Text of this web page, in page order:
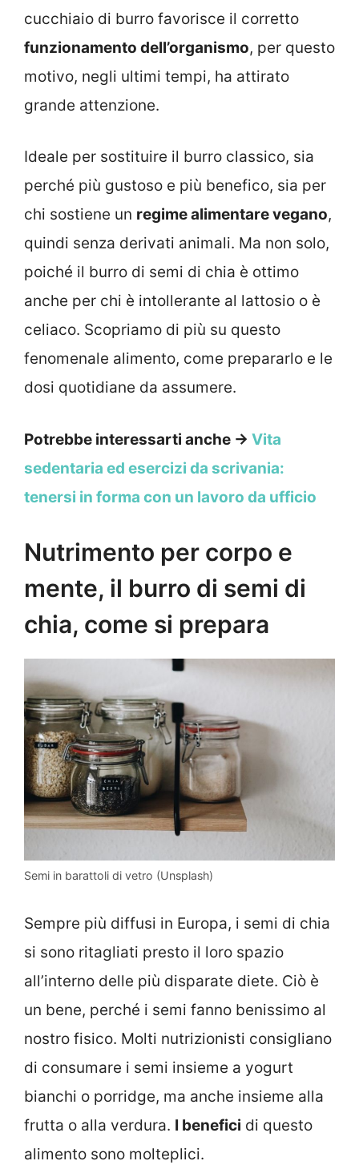
cucchiaio di burro favorisce il corretto
funzionamento dell’organismo, per questo
motivo, negli ultimi tempi, ha attirato
grande attenzione.
Ideale per sostituire il burro classico, sia
perché più gustoso e più benefico, sia per
chi sostiene un regime alimentare vegano,
quindi senza derivati animali. Ma non solo,
poiché il burro di semi di chia è ottimo
anche per chi è intollerante al lattosio o è
celiaco. Scopriamo di più su questo
fenomenale alimento, come prepararlo e le
dosi quotidiane da assumere.
Potrebbe interessarti anche → Vita
sedentaria ed esercizi da scrivania:
tenersi in forma con un lavoro da ufficio
Nutrimento per corpo e
mente, il burro di semi di
chia, come si prepara
Semi in barattoli di vetro (Unsplash)
Sempre più diffusi in Europa, i semi di chia
si sono ritagliati presto il loro spazio
all’interno delle più disparate diete. Ciò è
un bene, perché i semi fanno benissimo al
nostro fisico. Molti nutrizionisti consigliano
di consumare i semi insieme a yogurt
bianchi o porridge, ma anche insieme alla
frutta o alla verdura. I benefici di questo
alimento sono molteplici.